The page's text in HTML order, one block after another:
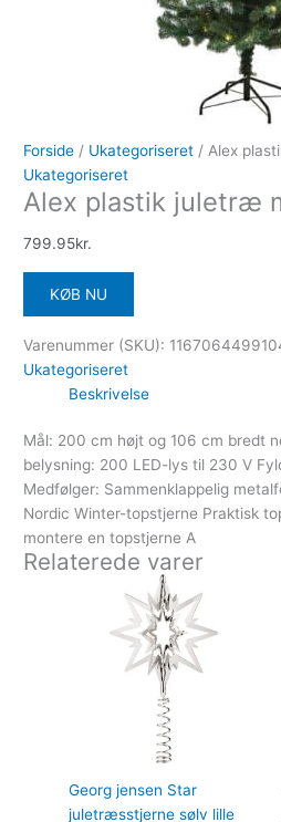
Forside / Ukategoriseret / Alex
Ukategoriseret
Alex plastik juletræ
799.95kr.
KØB NU
Varenummer (SKU):
Ukategoriseret
Beskrivelse
Mål: 200 cm højt og 106 cm bredt
belysning: 200 LED-lys til 230 V
Medfølger: Sammenklappelig
Nordic Winter-topstjerne Praktisk
montere en topstjerne A
Relaterede varer
Georg jensen Star
juletræsstjerne sølv lille